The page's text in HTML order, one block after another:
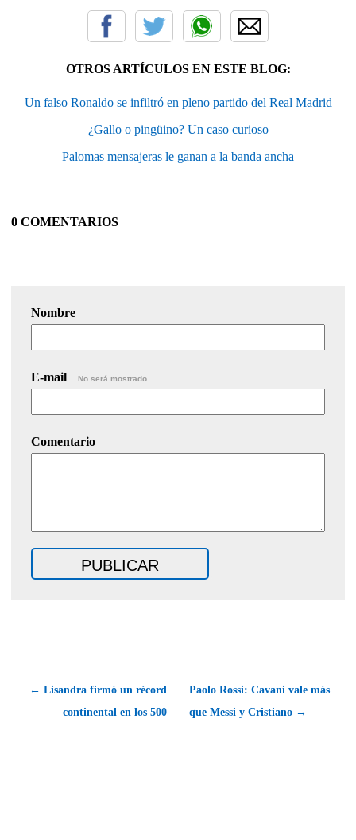
OTROS ARTÍCULOS EN ESTE BLOG:
Un falso Ronaldo se infiltró en pleno partido del Real Madrid
¿Gallo o pingüino? Un caso curioso
Palomas mensajeras le ganan a la banda ancha
0 COMENTARIOS
Nombre
E-mail No será mostrado.
Comentario
← Lisandra firmó un récord
continental en los 500
Paolo Rossi: Cavani vale más
que Messi y Cristiano →